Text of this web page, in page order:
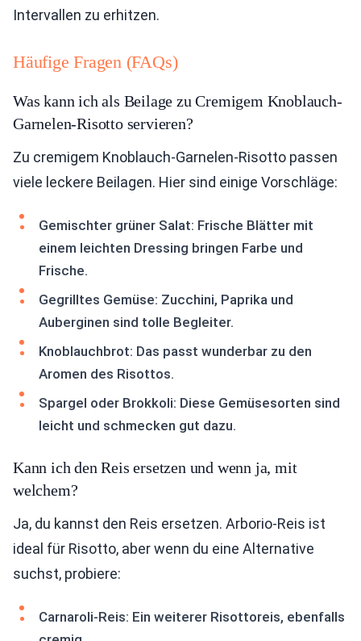
Intervallen zu erhitzen.
Häufige Fragen (FAQs)
Was kann ich als Beilage zu Cremigem Knoblauch-
Garnelen-Risotto servieren?
Zu cremigem Knoblauch-Garnelen-Risotto passen
viele leckere Beilagen. Hier sind einige Vorschläge:
Gemischter grüner Salat: Frische Blätter mit
einem leichten Dressing bringen Farbe und
Frische.
Gegrilltes Gemüse: Zucchini, Paprika und
Auberginen sind tolle Begleiter.
Knoblauchbrot: Das passt wunderbar zu den
Aromen des Risottos.
Spargel oder Brokkoli: Diese Gemüsesorten sind
leicht und schmecken gut dazu.
Kann ich den Reis ersetzen und wenn ja, mit
welchem?
Ja, du kannst den Reis ersetzen. Arborio-Reis ist
ideal für Risotto, aber wenn du eine Alternative
suchst, probiere:
Carnaroli-Reis: Ein weiterer Risottoreis, ebenfalls